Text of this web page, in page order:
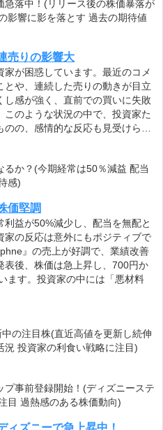
急落中！(リリース後の株価暴落が
影響に影を落とす 過去の期待値
売りの影響大
家が困惑しています。最近のコメ
とや、連続した売りの動きが目立
感が強く、直前での買いに失敗
このような状況の中で、投資家た
の、感情的な反応も見受けら…
るか？(今期経常は50％減益 配当
感)
価堅調
利益が50%減少し、配当を無配と
の反応は意外にもポジティブで
』の売上が好調で、業績改善
後、株価は急上昇し、700円か
ます。投資家の中には「悪材料
の注目株(直近高値を更新し続伸
投資家の利食い戦略に注目)
プ事前登録開始！(ディズニーステ
目 過熱感のある株価動向)
ィズニーで急上昇中！